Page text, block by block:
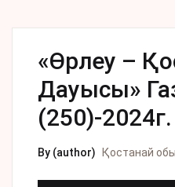
«Өрлеу –
Дауысы»
(250)-2024г.
By (author) Қостанай